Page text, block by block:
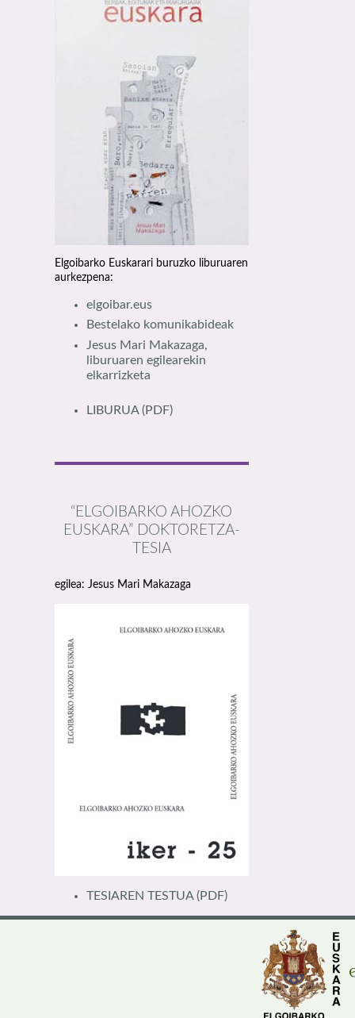
Elgoibarko Euskarari buruzko liburuaren
aurkezpena:
elgoibar.eus
Bestelako komunikabideak
Jesus Mari Makazaga,
liburuaren egilearekin
elkarrizketa
LIBURUA(PDF)
“ELGOIBARKO AHOZKO
EUSKARA” DOKTORETZA-
TESIA
egilea: Jesus Mari Makazaga
TESIAREN TESTUA(PDF)